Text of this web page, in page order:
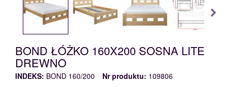
BOND ŁÓŻKO 160X200 SOSNA LITE
DREWNO
INDEKS: BOND 160/200 Nr produktu: 109806